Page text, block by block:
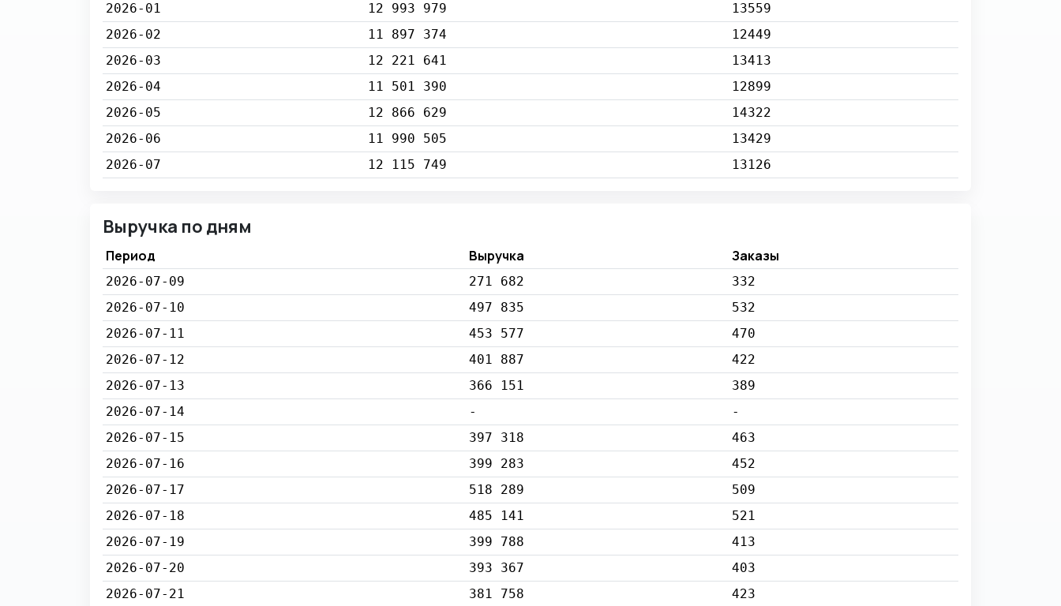
2026-01
12 993 979
13559
2026-02
11 897 374
12449
2026-03
12 221 641
13413
2026-04
11 501 390
12899
2026-05
12 866 629
14322
2026-06
11 990 505
13429
2026-07
12 115 749 13126
Выручка по дням
Период Выручка Заказы
2026-07-09 271 682
332
2026-07-10
497 835
532
2026-07-11
453 577
470
2026-07-12
401 887
422
2026-07-13
366 151
389
2026-07-14
-
-
2026-07-15
397 318
463
2026-07-16
399 283
452
2026-07-17
518 289
509
2026-07-18
485 141
521
2026-07-19
399 788
413
2026-07-20
393 367
403
2026-07-21
381 758 423